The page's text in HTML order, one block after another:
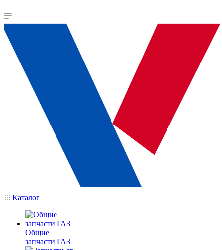
Каталог
Общие
запчасти ГАЗ